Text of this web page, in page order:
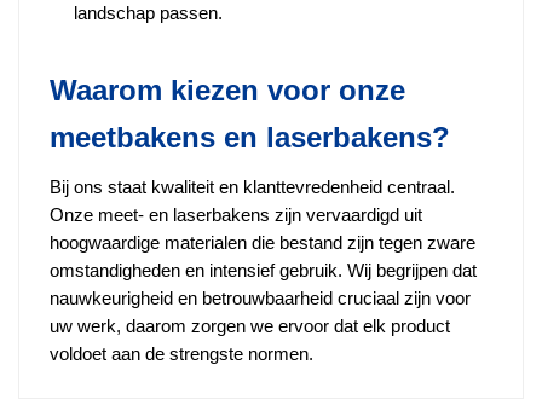
landschap passen.
Waarom kiezen voor onze
meetbakens en laserbakens?
Bij ons staat kwaliteit en klanttevredenheid centraal.
Onze meet- en laserbakens zijn vervaardigd uit
hoogwaardige materialen die bestand zijn tegen zware
omstandigheden en intensief gebruik. Wij begrijpen dat
nauwkeurigheid en betrouwbaarheid cruciaal zijn voor
uw werk, daarom zorgen we ervoor dat elk product
voldoet aan de strengste normen.